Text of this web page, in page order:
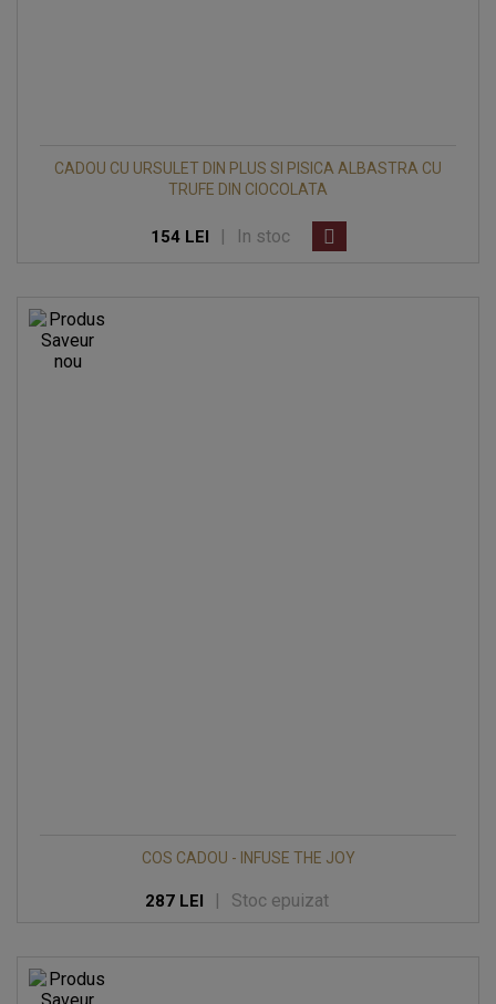
CADOU CU URSULET DIN PLUS SI PISICA ALBASTRA CU
TRUFE DIN CIOCOLATA
154 LEI | In stoc
COS CADOU - INFUSE THE JOY
287 LEI Stoc epuizat